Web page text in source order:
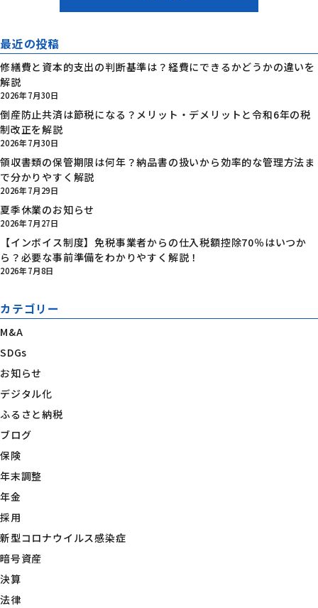
最近の投稿
修繕費と資本的支出の判断基準は？経費にできるかどうかの違いを
解説
2026年7月30日
倒産防止共済は節税になる？メリット・デメリットと令和6年の税
制改正を解説
2026年7月30日
領収書類の保管期限は何年？納品書の扱いから効率的な管理方法ま
で分かりやすく解説
2026年7月29日
夏季休業のお知らせ
2026年7月27日
【インボイス制度】免税事業者からの仕入税額控除70％はいつか
ら？必要な事前準備をわかりやすく解説！
2026年7月8日
カテゴリー
M&A
SDGs
お知らせ
デジタル化
ふるさと納税
ブログ
保険
年末調整
年金
採用
新型コロナウイルス感染症
暗号資産
決算
法律